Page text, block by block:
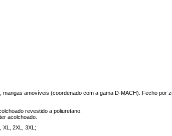
mangas amovíveis (coordenado com a gama D-MACH). Fecho por
revestido a poliuretano.
acolchoado.
XL, 2XL, 3XL ;